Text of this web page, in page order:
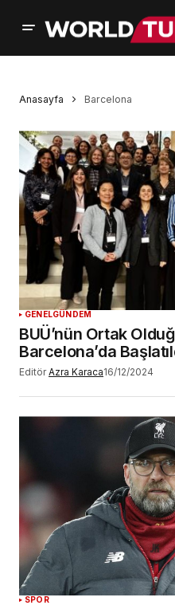
Anasayfa Barcelona
GENELGÜNDEM
BUÜ’nün Ortak
Barcelona’da
Editör Azra Karaca16/12/2024
SPOR